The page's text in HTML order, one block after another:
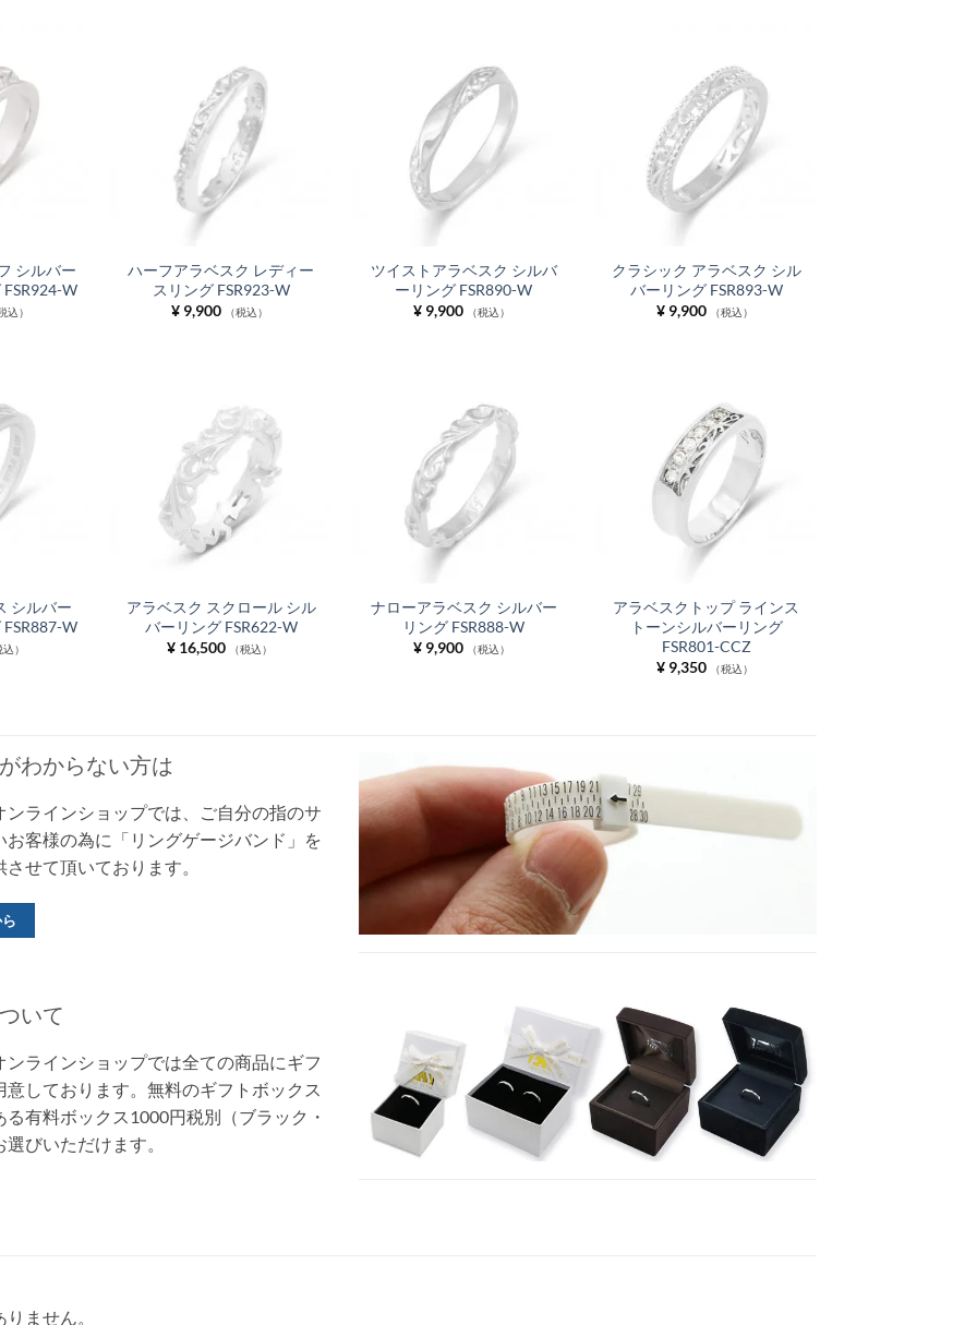
シルバー
W
込）
ハーフアラベスク レディー
スリング FSR923-W
¥9,900 （税込）
ツイストアラベスク シルバ
ーリング FSR890-W
¥ 9,900 （税込）
クラシック アラベスク シル
バーリング FSR893-W
¥9,900 （税込）
シルバー
W
）
アラベスク スクロール シル
バーリング FSR622-W
¥16,500 （税込）
ナローアラベスク シルバー
リング FSR888-W
¥ 9,900 （税込）
アラベスクトップ ラインス
トーンシルバーリング
FSR801-CCZ
¥9,350 （税込）
わからない方は
ンラインショップでは、ご自分の指のサ
お客様の為に「リングゲージバンド」を
せて頂いております。
いて
ンラインショップでは全ての商品にギフ
意しております。無料のギフトボックス
有料ボックス1000円税別（ブラック・
びいただけます。
ません。